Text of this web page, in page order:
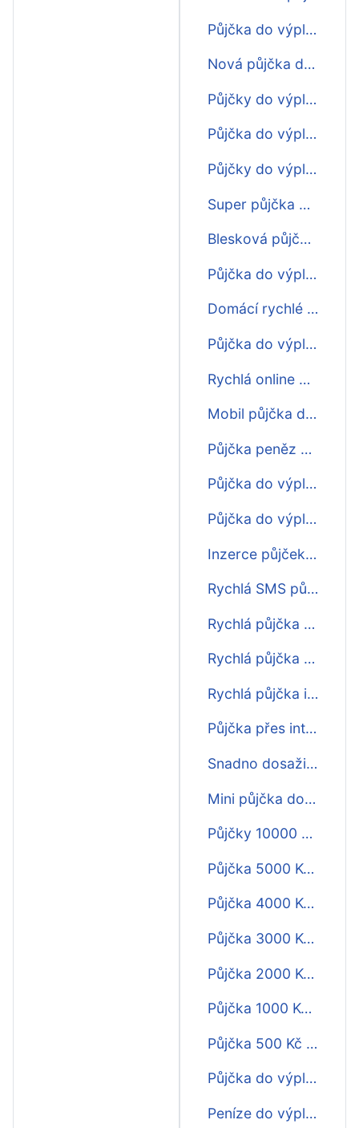
Půjčka do výplaty první zdarma
Nová půjčka do výplaty 3000
Půjčky do výplaty nové 2014
Půjčka do výplaty na složenku
Půjčky do výplaty ihned akce
Super půjčka do výplaty
Blesková půjčka do výplaty
Půjčka do výplaty ještě dnes
Domácí rychlé půjčky do výplaty
Půjčka do výplaty bez poplatku
Rychlá online půjčka do výplaty
Mobil půjčka do výplaty
Půjčka peněz do výplaty
Půjčka do výplaty na účet
Půjčka do výplaty bez 1kč
Inzerce půjček do výplaty
Rychlá SMS půjčka do výplaty
Rychlá půjčka do výplaty na účet
Rychlá půjčka do výplaty online
Rychlá půjčka ihned do výplaty
Půjčka přes internet do výplaty
Snadno dosažitelná půjčka do výplaty
Mini půjčka do výplaty
Půjčky 10000 Kč do výplaty
Půjčka 5000 Kč do výplaty
Půjčka 4000 Kč do výplaty
Půjčka 3000 Kč do výplaty
Půjčka 2000 Kč do výplaty
Půjčka 1000 Kč do výplaty
Půjčka 500 Kč do výplaty
Půjčka do výplaty do 24 hodin
Peníze do výplaty